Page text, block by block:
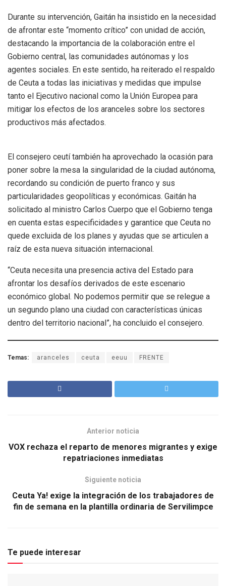
Durante su intervención, Gaitán ha insistido en la necesidad
de afrontar este “momento crítico” con unidad de acción,
destacando la importancia de la colaboración entre el
Gobierno central, las comunidades autónomas y los
agentes sociales. En este sentido, ha reiterado el respaldo
de Ceuta a todas las iniciativas y medidas que impulse
tanto el Ejecutivo nacional como la Unión Europea para
mitigar los efectos de los aranceles sobre los sectores
productivos más afectados.
El consejero ceutí también ha aprovechado la ocasión para
poner sobre la mesa la singularidad de la ciudad autónoma,
recordando su condición de puerto franco y sus
particularidades geopolíticas y económicas. Gaitán ha
solicitado al ministro Carlos Cuerpo que el Gobierno tenga
en cuenta estas especificidades y garantice que Ceuta no
quede excluida de los planes y ayudas que se articulen a
raíz de esta nueva situación internacional.
“Ceuta necesita una presencia activa del Estado para
afrontar los desafíos derivados de este escenario
económico global. No podemos permitir que se relegue a
un segundo plano una ciudad con características únicas
dentro del territorio nacional”, ha concluido el consejero.
Temas: aranceles ceuta eeuu FRENTE
Anterior noticia
VOX rechaza el reparto de menores migrantes y exige
repatriaciones inmediatas
Siguiente noticia
Ceuta Ya! exige la integración de los trabajadores de
fin de semana en la plantilla ordinaria de Servilimpce
Te puede interesar